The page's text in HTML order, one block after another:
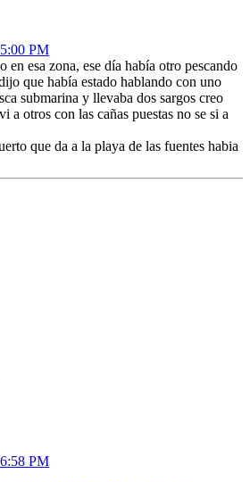
PM
en esa zona, ese día había otro pescando
que había estado hablando con uno
submarina y llevaba dos sargos creo
a otros con las cañas puestas no se si a
que da a la playa de las fuentes habia
PM